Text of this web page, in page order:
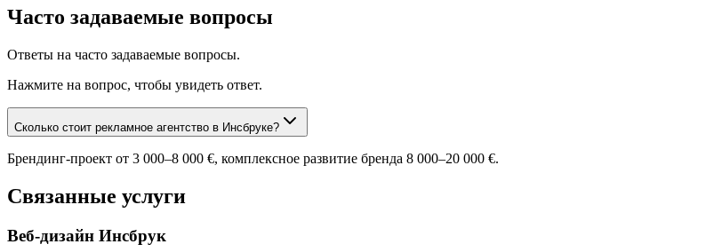
Часто задаваемые вопросы
Ответы на часто задаваемые вопросы.
Нажмите на вопрос, чтобы увидеть ответ.
Сколько стоит рекламное агентство в Инсбруке?
Брендинг-проект от 3 000–8 000 €, комплексное развитие бренда 8 000–20 000 €.
Связанные услуги
Веб-дизайн Инсбрук